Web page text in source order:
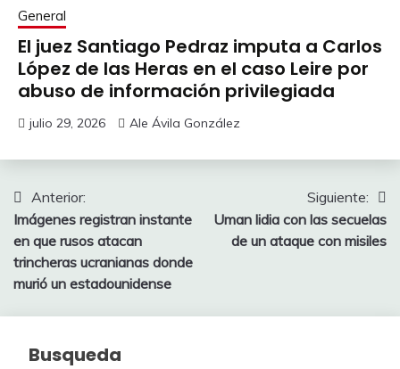
General
El juez Santiago Pedraz imputa a Carlos
López de las Heras en el caso Leire por
abuso de información privilegiada
julio 29, 2026 Ale Ávila González
Navegación
de
entradas
Anterior:
Imágenes registran instante
en que rusos atacan
trincheras ucranianas donde
murió un estadounidense
Siguiente:
Uman lidia con las secuelas
de un ataque con misiles
Busqueda